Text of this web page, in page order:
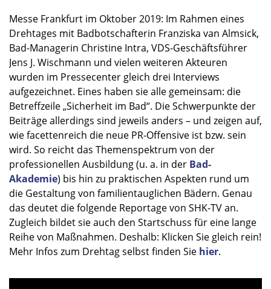
Messe Frankfurt im Oktober 2019: Im Rahmen eines
Drehtages mit Badbotschafterin Franziska van Almsick,
Bad-Managerin Christine Intra, VDS-Geschäftsführer
Jens J. Wischmann und vielen weiteren Akteuren
wurden im Pressecenter gleich drei Interviews
aufgezeichnet. Eines haben sie alle gemeinsam: die
Betreffzeile „Sicherheit im Bad“. Die Schwerpunkte der
Beiträge allerdings sind jeweils anders – und zeigen auf,
wie facettenreich die neue PR-Offensive ist bzw. sein
wird. So reicht das Themenspektrum von der
professionellen Ausbildung (u. a. in der Bad-
Akademie) bis hin zu praktischen Aspekten rund um
die Gestaltung von familientauglichen Bädern. Genau
das deutet die folgende Reportage von SHK-TV an.
Zugleich bildet sie auch den Startschuss für eine lange
Reihe von Maßnahmen. Deshalb: Klicken Sie gleich rein!
Mehr Infos zum Drehtag selbst finden Sie hier.